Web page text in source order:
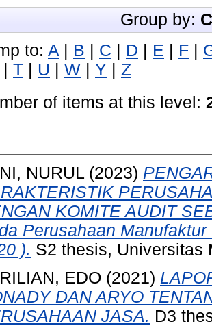
Group by:
to: A B C D E F
T U W Y
Z
of items at this level:
NURUL (2023)
KOMITE AUDIT
Perusahaan
). S2 thesis, Universitas
EDO (2021)
DAN ARYO
JASA. D3